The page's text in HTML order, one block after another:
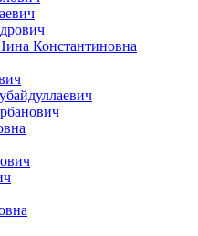
Константиновна